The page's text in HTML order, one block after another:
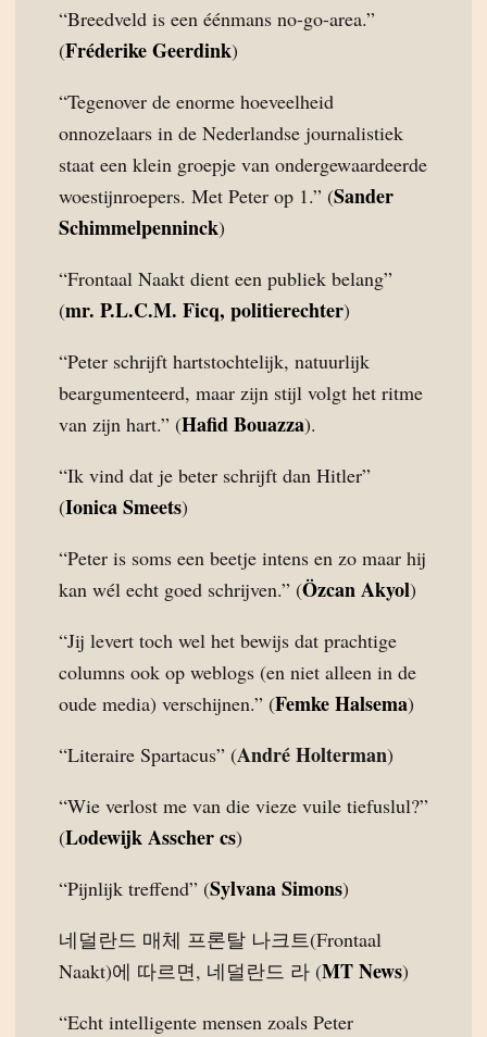
“Breedveld is een éénmans no-go-area.”
(Fréderike Geerdink)
“Tegenover de enorme hoeveelheid
onnozelaars in de Nederlandse journalistiek
staat een klein groepje van ondergewaardeerde
woestijnroepers. Met Peter op 1.” (Sander
Schimmelpenninck)
“Frontaal Naakt dient een publiek belang”
(mr. P.L.C.M. Ficq, politierechter)
“Peter schrijft hartstochtelijk, natuurlijk
beargumenteerd, maar zijn stijl volgt het ritme
van zijn hart.” (Hafid Bouazza).
“Ik vind dat je beter schrijft dan Hitler”
(Ionica Smeets)
“Peter is soms een beetje intens en zo maar hij
kan wél echt goed schrijven.” (Özcan Akyol)
“Jij levert toch wel het bewijs dat prachtige
columns ook op weblogs (en niet alleen in de
oude media) verschijnen.” (Femke Halsema)
“Literaire Spartacus” (André Holterman)
“Wie verlost me van die vieze vuile tiefuslul?”
(Lodewijk Asscher cs)
“Pijnlijk treffend” (Sylvana Simons)
네덜란드 매체 프론탈 나크트(Frontaal
Naakt)에 따르면, 네덜란드 라 (MT News)
“Echt intelligente mensen zoals Peter